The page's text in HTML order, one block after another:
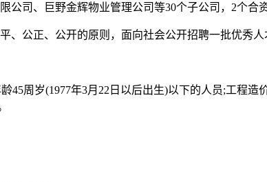
司、巨野金辉物业管理公司等30个子公司，2个合
、公正、公开的原则，面向社会公开招聘一批优秀人
45周岁(1977年3月22日以后出生)以下的人员;工程